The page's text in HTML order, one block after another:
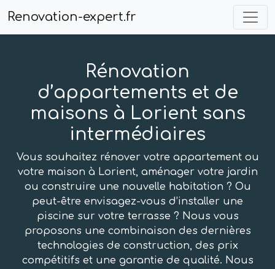
Renovation-expert.fr
Rénovation
d’appartements et de
maisons à Lorient sans
intermédiaires
Vous souhaitez rénover votre appartement ou
votre maison à Lorient, aménager votre jardin
ou construire une nouvelle habitation ? Ou
peut-être envisagez-vous d’installer une
piscine sur votre terrasse ? Nous vous
proposons une combinaison des dernières
technologies de construction, des prix
compétitifs et une garantie de qualité. Nous